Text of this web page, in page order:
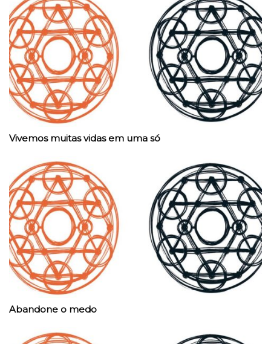
Vivemos muitas vidas em uma só
Abandone o medo